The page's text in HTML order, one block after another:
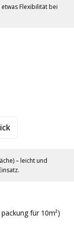
Flexibilität bei
– leicht und
für 10m²)